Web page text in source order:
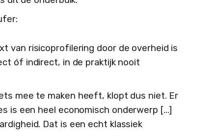
van risicoprofilering door de overheid is
óf indirect, in de praktijk nooit
mee te maken heeft, klopt dus niet. Er
is een heel economisch onderwerp [...]
Dat is een echt klassiek